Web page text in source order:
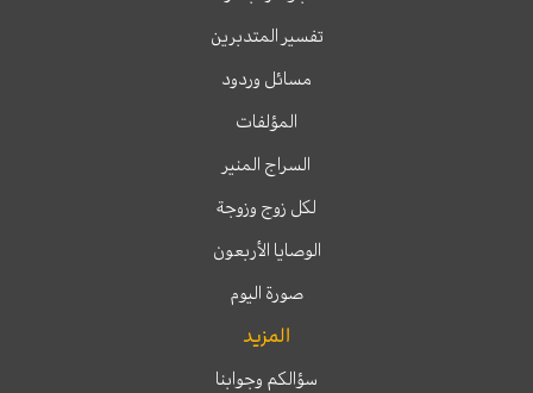
تفسير المتدبرين
مسائل وردود
المؤلفات
السراج المنير
لكل زوج وزوجة
الوصايا الأربعون
صورة اليوم
المزيد
سؤالكم وجوابنا